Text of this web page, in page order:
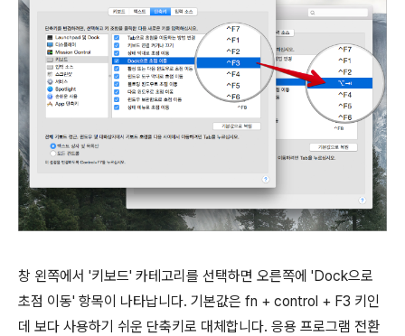
창 왼쪽에서 '키보드' 카테고리를 선택하면 오른쪽에 'Dock으로
초점 이동' 항목이 나타납니다. 기본값은 fn + control + F3 키인
데 보다 사용하기 쉬운 단축키로 대체합니다. 응용 프로그램 전환